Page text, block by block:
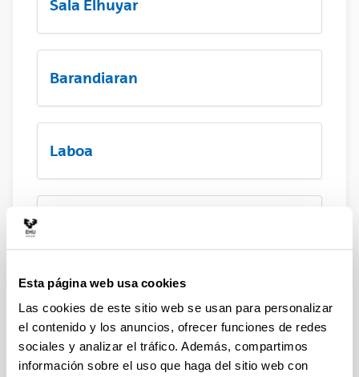
Esta página web usa cookies
Las cookies de este sitio web se usan para personalizar
el contenido y los anuncios, ofrecer funciones de redes
sociales y analizar el tráfico. Además, compartimos
información sobre el uso que haga del sitio web con
Sala Elhuyar
Barandiaran
Laboa
Sala Elhuyar